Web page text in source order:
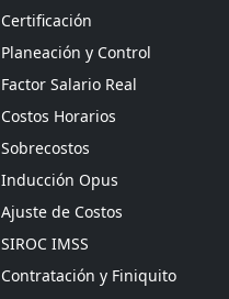
Certificación
Planeación y Control
Factor Salario Real
Costos Horarios
Sobrecostos
Inducción Opus
Ajuste de Costos
SIROC IMSS
Contratación y Finiquito